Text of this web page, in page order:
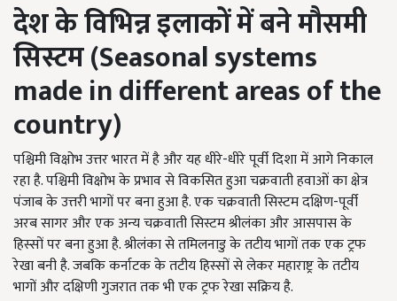
देश के विभिन्न इलाकों में बने मौसमी
सिस्टम (Seasonal systems
made in different areas of the
country)
पश्चिमी विक्षोभ उत्तर भारत में है और यह धीरे-धीरे पूर्वी दिशा में आगे निकाल
रहा है. पश्चिमी विक्षोभ के प्रभाव से विकसित हुआ चक्रवाती हवाओं का क्षेत्र
पंजाब के उत्तरी भागों पर बना हुआ है. एक चक्रवाती सिस्टम दक्षिण-पूर्वी
अरब सागर और एक अन्य चक्रवाती सिस्टम श्रीलंका और आसपास के
हिस्सों पर बना हुआ है. श्रीलंका से तमिलनाडु के तटीय भागों तक एक ट्रफ
रेखा बनी है. जबकि कर्नाटक के तटीय हिस्सों से लेकर महाराष्ट्र के तटीय
भागों और दक्षिणी गुजरात तक भी एक ट्रफ रेखा सक्रिय है.